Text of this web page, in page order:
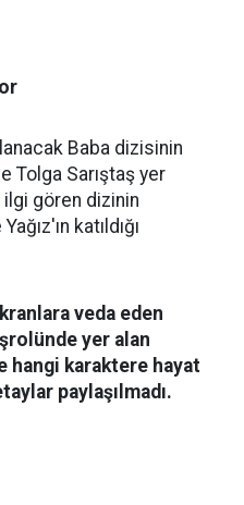
Baba dizisinin
Tolga Sarıştaş yer
ilgi gören dizinin
katıldığı
veda eden
yer alan
hangi karaktere hayat
paylaşılmadı.